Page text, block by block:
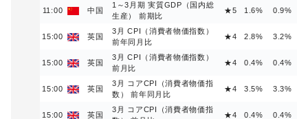
11:00 中国
1～3月期 実質GDP（国内総
生産） 前期比
★5 1.6% 0.9%
15:00 英国
3月 CPI（消費者物価指数）
前年同月比
★4 2.8% 3.2%
15:00 英国
3月 CPI（消費者物価指数）
前月比
★4 0.4% 0.4%
15:00 英国
3月 コアCPI（消費者物価指
数） 前年同月比
★4 3.5% 3.3%
15:00 英国
3月 コアCPI（消費者物価指
★4 0.4% 0.4%